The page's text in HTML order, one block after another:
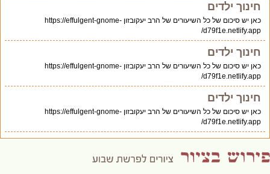
חינוך ילדים
כאן יש סיכום של כל השיעורים של הרב יעקובזון https://effulgent-gnome-
d79f1e.netlify.app/
חינוך ילדים
כאן יש סיכום של כל השיעורים של הרב יעקובזון https://effulgent-gnome-
d79f1e.netlify.app/
חינוך ילדים
כאן יש סיכום של כל השיעורים של הרב יעקובזון https://effulgent-gnome-
d79f1e.netlify.app/